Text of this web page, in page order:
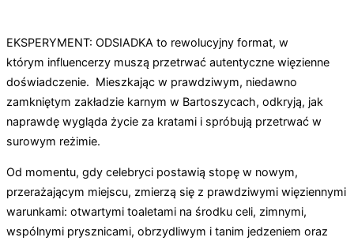
EKSPERYMENT: ODSIADKA to rewolucyjny format, w
którym influencerzy muszą przetrwać autentyczne więzienne
doświadczenie. Mieszkając w prawdziwym, niedawno
zamkniętym zakładzie karnym w Bartoszycach, odkryją, jak
naprawdę wygląda życie za kratami i spróbują przetrwać w
surowym reżimie.
Od momentu, gdy celebryci postawią stopę w nowym,
przerażającym miejscu, zmierzą się z prawdziwymi więziennymi
warunkami: otwartymi toaletami na środku celi, zimnymi,
wspólnymi prysznicami, obrzydliwym i tanim jedzeniem oraz